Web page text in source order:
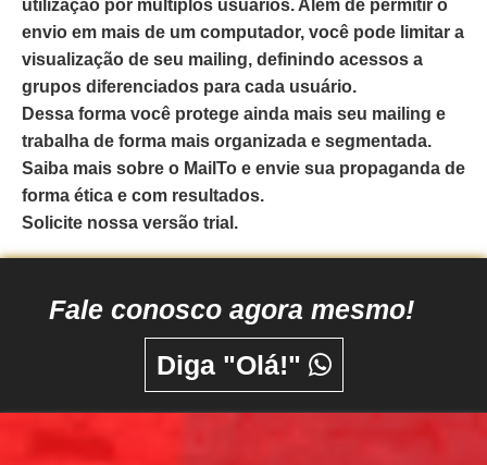
utilização por multiplos usuários. Além de permitir o
envio em mais de um computador, você pode limitar a
visualização de seu mailing, definindo acessos a
grupos diferenciados para cada usuário.
Dessa forma você protege ainda mais seu mailing e
trabalha de forma mais organizada e segmentada.
Saiba mais sobre o MailTo e envie sua propaganda de
forma ética e com resultados.
Solicite nossa versão trial.
Fale conosco agora mesmo!
Diga "Olá!"